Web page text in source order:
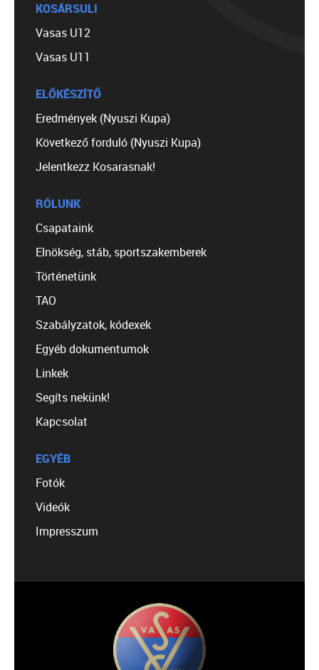
KOSÁRSULI
Vasas U12
Vasas U11
ELŐKÉSZÍTŐ
Eredmények (Nyuszi Kupa)
Következő forduló (Nyuszi Kupa)
Jelentkezz Kosarasnak!
RÓLUNK
Csapataink
Elnökség, stáb, sportszakemberek
Történetünk
TAO
Szabályzatok, kódexek
Egyéb dokumentumok
Linkek
Segíts nekünk!
Kapcsolat
EGYÉB
Fotók
Videók
Impresszum